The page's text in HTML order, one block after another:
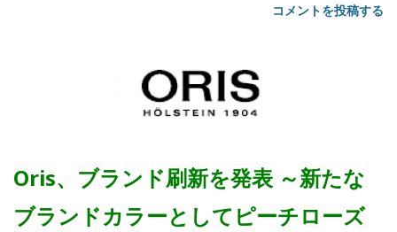
コメントを投稿する
Oris、ブランド刷新を発表 ～新たな
ブランドカラーとしてピーチローズ